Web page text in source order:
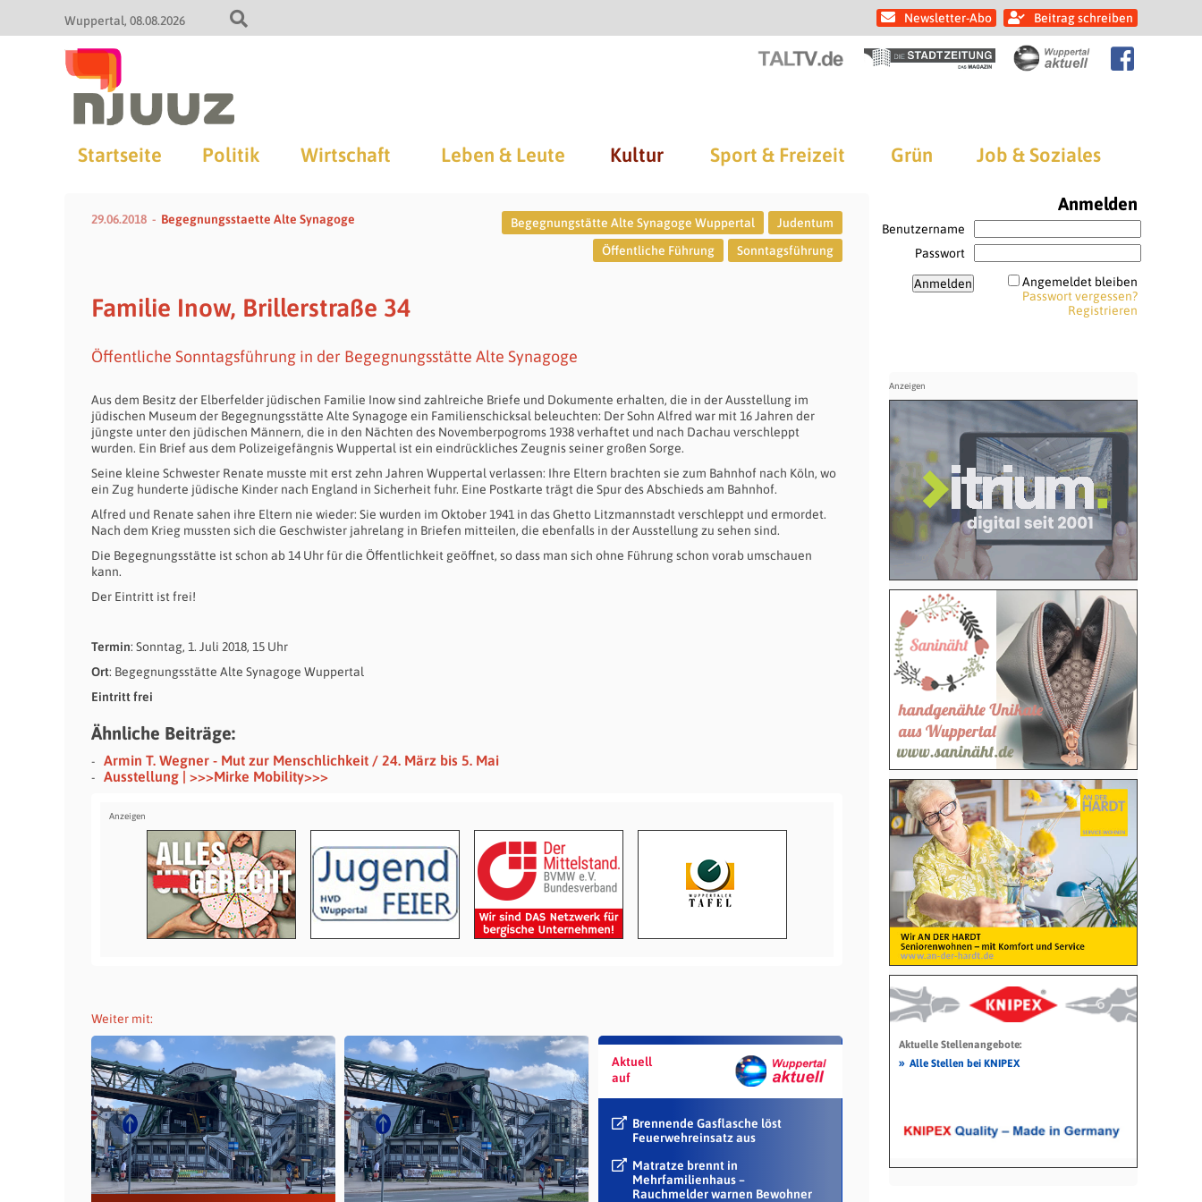
Wuppertal 08.08.2026 Newsletter-Abo Beitrag schreiben
Startseite Politik Wirtschaft Leben & Leute Kultur Sport & Freizeit Grün Job & Soziales
29.06.2018 Begegnungsstaette Alte Synagoge Begegnungstätte Alte Synagoge Wuppertal
Judentum
Öffentliche Führung
Sonntagsführung
Familie Inow, Brillerstraße 34
Öffentliche Sonntagsführung in der Begegnungsstätte Alte Synagoge
Aus dem Besitz der Elberfelder jüdischen Familie Inow sind zahlreiche Briefe und Dokumente erhalten, die in der Ausstellung im
jüdischen Museum der Begegnungsstätte Alte Synagoge ein Familienschicksal beleuchten: Der Sohn Alfred war mit 16 Jahren der
jüngste unter den jüdischen Männern, die in den Nächten des Novemberpogroms 1938 verhaftet und nach Dachau verschleppt
wurden. Ein Brief aus dem Polizeigefängnis Wuppertal ist ein eindrückliches Zeugnis seiner großen Sorge.
Seine kleine Schwester Renate musste mit erst zehn Jahren Wuppertal verlassen: Ihre Eltern brachten sie zum Bahnhof nach Köln, wo
ein Zug hunderte jüdische Kinder nach England in Sicherheit fuhr. Eine Postkarte trägt die Spur des Abschieds am Bahnhof.
Alfred und Renate sahen ihre Eltern nie wieder: Sie wurden im Oktober 1941 in das Ghetto Litzmannstadt verschleppt und ermordet.
Nach dem Krieg mussten sich die Geschwister jahrelang in Briefen mitteilen, die ebenfalls in der Ausstellung zu sehen sind.
Die Begegnungsstätte ist schon ab 14 Uhr für die Öffentlichkeit geöffnet, so dass man sich ohne Führung schon vorab umschauen
kann.
Der Eintritt ist frei!
Termin: Sonntag, 1. Juli 2018, 15 Uhr
Ort: Begegnungsstätte Alte Synagoge Wuppertal
Eintritt frei
Ähnliche Beiträge:
Armin T. Wegner - Mut zur Menschlichkeit / 24. März bis 5. Mai
Ausstellung | >>>Mirke Mobility>>>
Weiter mit:
Aktuell
auf
Brennende Gasflasche löst
Feuerwehreinsatz aus
Matratze brennt in
Mehrfamilienhaus –
Rauchmelder warnen Bewohner
Anmelden
Benutzername
Passwort
Angemeldet bleiben
Passwort vergessen?
Registrieren
Aktuelle Stellenangebote:
» Alle Stellen bei KNIPEX